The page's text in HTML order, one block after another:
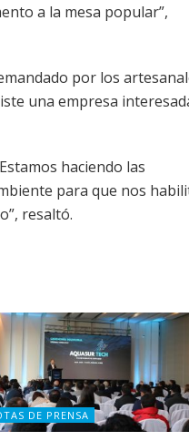
a la mesa popular”,
por los
una empresa
haciendo las
para que nos
resaltó.
DE PRENSA